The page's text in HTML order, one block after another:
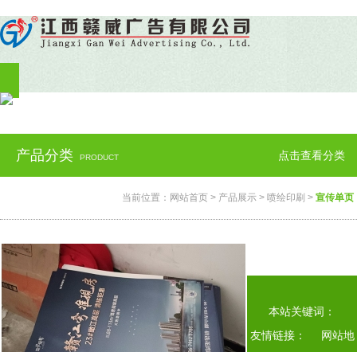
点击查看分类
产品分类 PRODUCT
当前位置： 网站首页 > 产品展示 > 喷绘印刷 > 宣传单页
本站关键词：
友情链接：
网站地